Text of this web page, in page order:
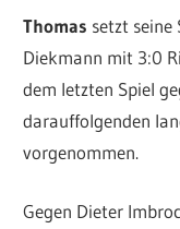
Thomas setzt seine
Diekmann mit 3:0
dem letzten Spiel
darauffolgenden
vorgenommen.
Gegen Dieter